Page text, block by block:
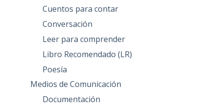
Cuentos para contar
Conversación
Leer para comprender
Libro Recomendado (LR)
Poesía
Medios de Comunicación
Documentación